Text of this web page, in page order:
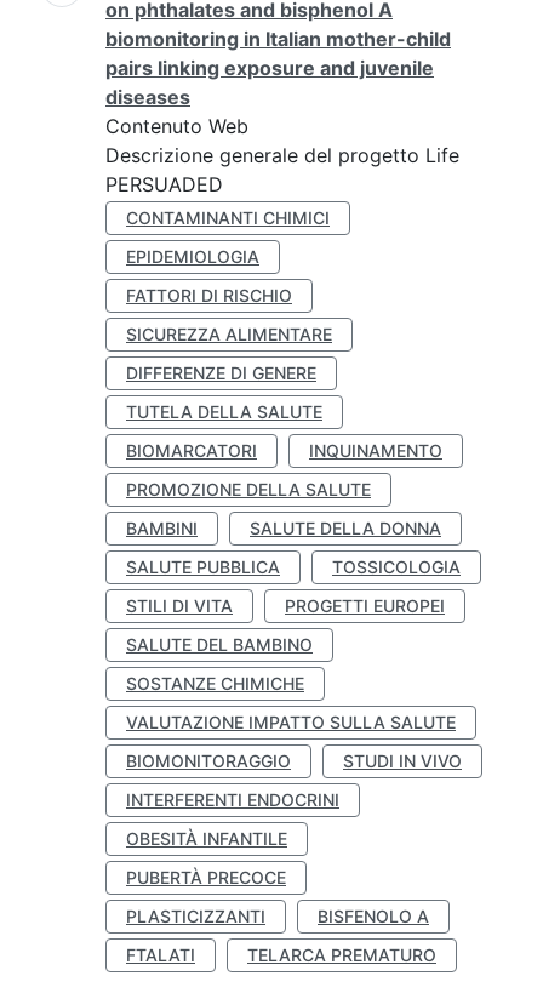
on phthalates and bisphenol A
biomonitoring in Italian mother-child
pairs linking exposure and juvenile
diseases
Contenuto Web
Descrizione generale del progetto Life
PERSUADED
CONTAMINANTI CHIMICI
EPIDEMIOLOGIA
FATTORI DI RISCHIO
SICUREZZA ALIMENTARE
DIFFERENZE DI GENERE
TUTELA DELLA SALUTE
BIOMARCATORI
INQUINAMENTO
PROMOZIONE DELLA SALUTE
BAMBINI
SALUTE DELLA DONNA
SALUTE PUBBLICA
TOSSICOLOGIA
STILI DI VITA
PROGETTI EUROPEI
SALUTE DEL BAMBINO
SOSTANZE CHIMICHE
VALUTAZIONE IMPATTO SULLA SALUTE
BIOMONITORAGGIO
STUDI IN VIVO
INTERFERENTI ENDOCRINI
OBESITÀ INFANTILE
PUBERTÀ PRECOCE
PLASTICIZZANTI
BISFENOLO A
FTALATI
TELARCA PREMATURO